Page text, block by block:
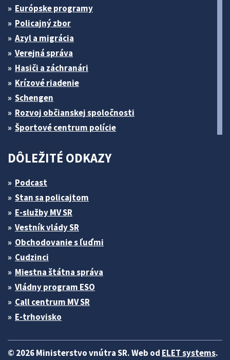
Európske programy
Policajný zbor
Azyl a migrácia
Verejná správa
Hasiči a záchranári
Krízové riadenie
Schengen
Rozvoj občianskej spoločnosti
Športové centrum polície
DÔLEŽITÉ ODKAZY
Podcast
Stan sa policajtom
E-služby MV SR
Vestník vlády SR
Obchodovanie s ľuďmi
Cudzinci
Miestna štátna správa
Vládny program ESO
Call centrum MV SR
E-trhovisko
© 2026 Ministerstvo vnútra SR. Web od ELET systems.